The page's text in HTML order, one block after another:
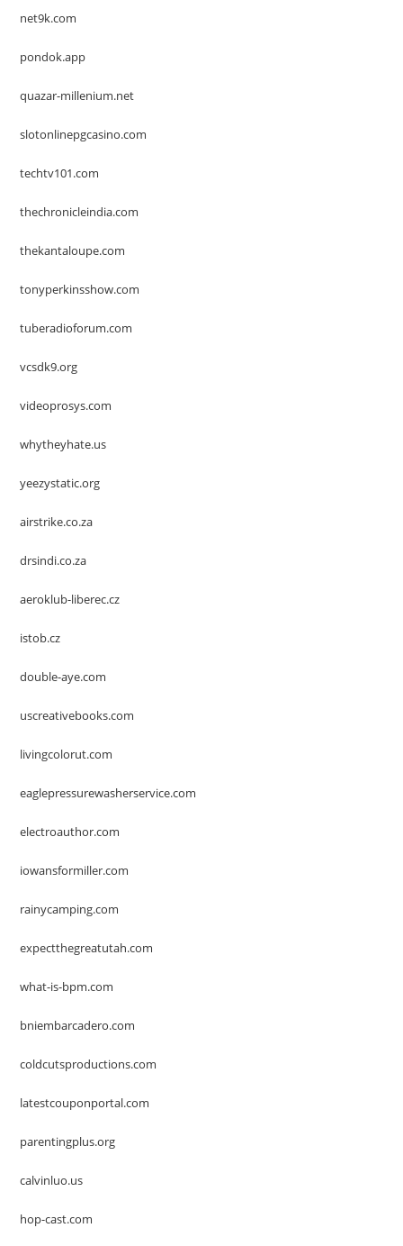
net9k.com
pondok.app
quazar-millenium.net
slotonlinepgcasino.com
techtv101.com
thechronicleindia.com
thekantaloupe.com
tonyperkinsshow.com
tuberadioforum.com
vcsdk9.org
videoprosys.com
whytheyhate.us
yeezystatic.org
airstrike.co.za
drsindi.co.za
aeroklub-liberec.cz
istob.cz
double-aye.com
uscreativebooks.com
livingcolorut.com
eaglepressurewasherservice.com
electroauthor.com
iowansformiller.com
rainycamping.com
expectthegreatutah.com
what-is-bpm.com
bniembarcadero.com
coldcutsproductions.com
latestcouponportal.com
parentingplus.org
calvinluo.us
hop-cast.com